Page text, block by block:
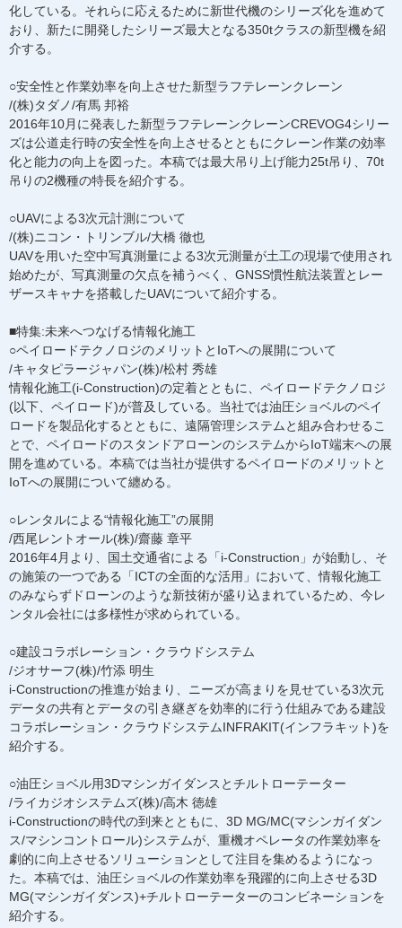
化している。それらに応えるために新世代機のシリーズ化を進めて
おり、新たに開発したシリーズ最大となる350tクラスの新型機を紹
介する。
○安全性と作業効率を向上させた新型ラフテレーンクレーン
/(株)タダノ/有馬 邦裕
2016年10月に発表した新型ラフテレーンクレーンCREVOG4シリー
ズは公道走行時の安全性を向上させるとともにクレーン作業の効率
化と能力の向上を図った。本稿では最大吊り上げ能力25t吊り、70t
吊りの2機種の特長を紹介する。
○UAVによる3次元計測について
/(株)ニコン・トリンブル/大橋 徹也
UAVを用いた空中写真測量による3次元測量が土工の現場で使用され
始めたが、写真測量の欠点を補うべく、GNSS慣性航法装置とレー
ザースキャナを搭載したUAVについて紹介する。
■特集:未来へつなげる情報化施工
○ペイロードテクノロジのメリットとIoTへの展開について
/キャタピラージャパン(株)/松村 秀雄
情報化施工(i-Construction)の定着とともに、ペイロードテクノロジ
(以下、ペイロード)が普及している。当社では油圧ショベルのペイ
ロードを製品化するとともに、遠隔管理システムと組み合わせるこ
とで、ペイロードのスタンドアローンのシステムからIoT端末への展
開を進めている。本稿では当社が提供するペイロードのメリットと
IoTへの展開について纏める。
○レンタルによる“情報化施工”の展開
/西尾レントオール(株)/齋藤 章平
2016年4月より、国土交通省による「i-Construction」が始動し、そ
の施策の一つである「ICTの全面的な活用」において、情報化施工
のみならずドローンのような新技術が盛り込まれているため、今レ
ンタル会社には多様性が求められている。
○建設コラボレーション・クラウドシステム
/ジオサーフ(株)/竹添 明生
i-Constructionの推進が始まり、ニーズが高まりを見せている3次元
データの共有とデータの引き継ぎを効率的に行う仕組みである建設
コラボレーション・クラウドシステムINFRAKIT(インフラキット)を
紹介する。
○油圧ショベル用3Dマシンガイダンスとチルトローテーター
/ライカジオシステムズ(株)/高木 徳雄
i-Constructionの時代の到来とともに、3D MG/MC(マシンガイダン
ス/マシンコントロール)システムが、重機オペレータの作業効率を
劇的に向上させるソリューションとして注目を集めるようになっ
た。本稿では、油圧ショベルの作業効率を飛躍的に向上させる3D
MG(マシンガイダンス)+チルトローテーターのコンビネーションを
紹介する。